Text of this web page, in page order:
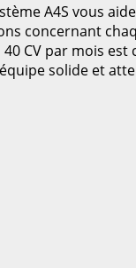
A4S vous
concernant
CV par mois
solide et